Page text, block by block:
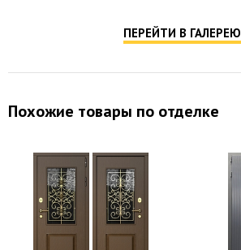
ПЕРЕЙТИ В ГАЛЕРЕЮ
Похожие товары по отделке